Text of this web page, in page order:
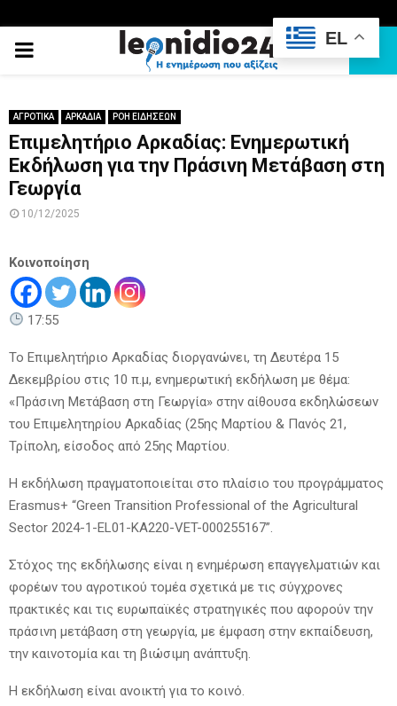
PRIMARY
ΑΓΡΟΤΙΚΑ ΑΡΚΑΔΙΑ ΡΟΗ ΕΙΔΗΣΕΩΝ
Επιμελητήριο Αρκαδίας: Ενημερωτική
Εκδήλωση για την Πράσινη Μετάβαση στη
Γεωργία
10/12/2025
Κοινοποίηση
17:55
Το Επιμελητήριο Αρκαδίας διοργανώνει, τη Δευτέρα 15
Δεκεμβρίου στις 10 π.μ, ενημερωτική εκδήλωση με θέμα:
«Πράσινη Μετάβαση στη Γεωργία» στην αίθουσα εκδηλώσεων
του Επιμελητηρίου Αρκαδίας (25ης Μαρτίου & Πανός 21,
Τρίπολη, είσοδος από 25ης Μαρτίου.
Η εκδήλωση πραγματοποιείται στο πλαίσιο του προγράμματος
Erasmus+ “Green Transition Professional of the Agricultural
Sector 2024-1-EL01-KA220-VET-000255167”.
Στόχος της εκδήλωσης είναι η ενημέρωση επαγγελματιών και
φορέων του αγροτικού τομέα σχετικά με τις σύγχρονες
πρακτικές και τις ευρωπαϊκές στρατηγικές που αφορούν την
πράσινη μετάβαση στη γεωργία, με έμφαση στην εκπαίδευση,
την καινοτομία και τη βιώσιμη ανάπτυξη.
Η εκδήλωση είναι ανοικτή για το κοινό.
EL